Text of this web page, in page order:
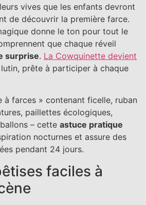
vives que les enfants devront
de découvrir la première farce.
donne le ton pour tout le
que chaque réveil
surprise. La Cowquinette devient
prête à participer à chaque
à farces » contenant ficelle, ruban
paillettes écologiques,
– cette astuce pratique
nocturnes et assure des
pendant 24 jours.
faciles à